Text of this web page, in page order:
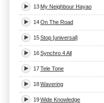
13 My Neighbour Hayao
14On The Road
15Stop [universal]
16Synchro 4 All
17Tele Tone
18Wavering
19Wide Knowledge